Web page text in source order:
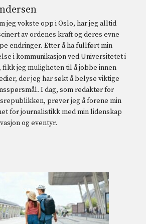
jeg vokste opp i Oslo, har jeg alltid
av ordenes kraft og deres evne
endringer. Etter å ha fullført min
i kommunikasjon ved Universitetet i
fikk jeg muligheten til å jobbe innen
der jeg har søkt å belyse viktige
I dag, som redaktør for
prøver jeg å forene min
for journalistikk med min lidenskap
og eventyr.